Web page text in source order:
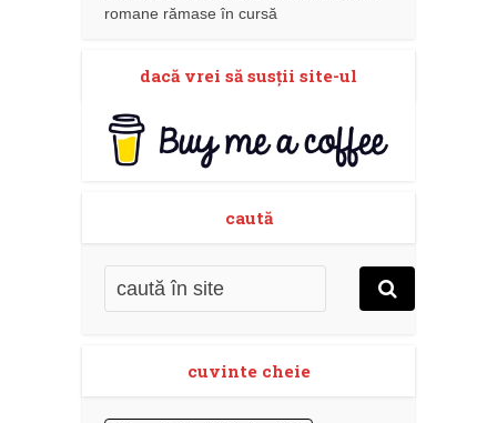
romane rămase în cursă
dacă vrei să susţii site-ul
caută
cuvinte cheie